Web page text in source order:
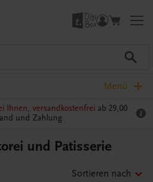
Menü
Ihnen, versandkostenfrei ab 29,00
und Zahlung
und Patisserie
Sortieren nach